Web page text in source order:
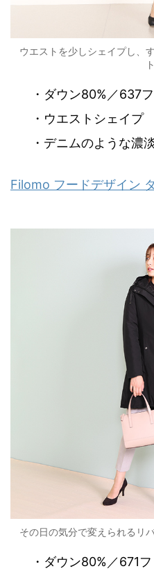
ウエストを少しシェイプし、
・ダウン80%／637
・ウエストシェイプ
・デニムのような濃
Filomo フードデザイン
その日の気分で変えられるリ
・ダウン80%／671